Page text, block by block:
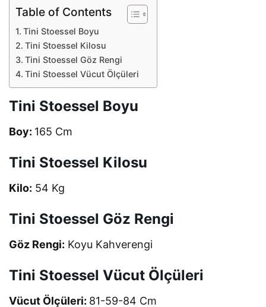
Table of Contents
Tini Stoessel Boyu
Tini Stoessel Kilosu
Tini Stoessel Göz Rengi
Tini Stoessel Vücut Ölçüleri
Tini Stoessel Boyu
Boy: 165 Cm
Tini Stoessel Kilosu
Kilo: 54 Kg
Tini Stoessel Göz Rengi
Göz Rengi: Koyu Kahverengi
Tini Stoessel Vücut Ölçüleri
Vücut Ölçüleri: 81-59-84 Cm